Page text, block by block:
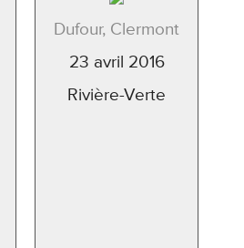
Dufour, Clermont
23 avril 2016
Rivière-Verte